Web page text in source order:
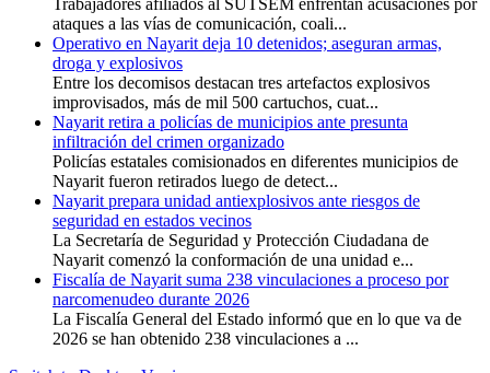
Trabajadores afiliados al SUTSEM enfrentan acusaciones por
ataques a las vías de comunicación, coali...
Operativo en Nayarit deja 10 detenidos; aseguran armas,
droga y explosivos
Entre los decomisos destacan tres artefactos explosivos
improvisados, más de mil 500 cartuchos, cuat...
Nayarit retira a policías de municipios ante presunta
infiltración del crimen organizado
Policías estatales comisionados en diferentes municipios de
Nayarit fueron retirados luego de detect...
Nayarit prepara unidad antiexplosivos ante riesgos de
seguridad en estados vecinos
La Secretaría de Seguridad y Protección Ciudadana de
Nayarit comenzó la conformación de una unidad e...
Fiscalía de Nayarit suma 238 vinculaciones a proceso por
narcomenudeo durante 2026
La Fiscalía General del Estado informó que en lo que va de
2026 se han obtenido 238 vinculaciones a ...